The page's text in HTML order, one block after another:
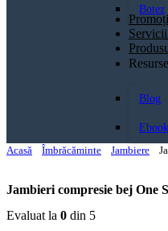
Botez
Blog
Acasă
Îmbrăcăminte Jambiere
Jambieri compresie bej One
Evaluat la 0 din 5